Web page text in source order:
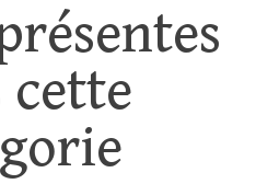
cette